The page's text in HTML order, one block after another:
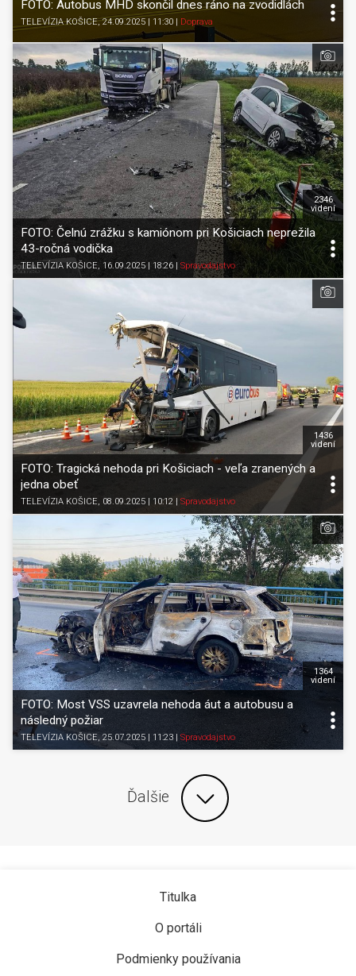
FOTO: Autobus MHD skončil dnes ráno na zvodidlách
TELEVÍZIA KOŠICE, 24.09.2025 | 11:30 Doprava
FOTO: Čelnú zrážku s kamiónom pri Košiciach neprežila
43-ročná vodička
TELEVÍZIA KOŠICE, 16.09.2025 | 18:26 Spravodajstvo
2346
videní
FOTO: Tragická nehoda pri Košiciach - veľa zranených a
jedna obeť
TELEVÍZIA KOŠICE, 08.09.2025 | 10:12 Spravodajstvo
1436
videní
FOTO: Most VSS uzavrela nehoda áut a autobusu a
následný požiar
TELEVÍZIA KOŠICE, 25.07.2025 | 11:23 Spravodajstvo
1364
videní
Ďalšie
Titulka
O portáli
Podmienky používania